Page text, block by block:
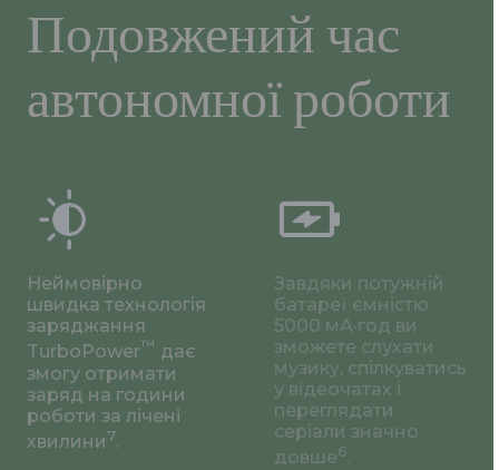
Подовжений час
автономної роботи
Неймовірно
швидка технологія
заряджання
TurboPower™ дає
змогу отримати
заряд на години
роботи за лічені
хвилини7.
Завдяки потужній
батареї ємністю
5000 мА·год ви
зможете слухати
музику, спілкуватись
у відеочатах і
переглядати
серіали значно
довше6.